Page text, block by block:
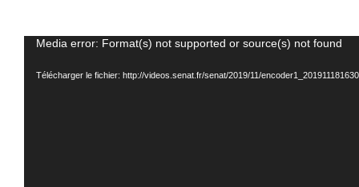
Lecteur
Media error: Format(s) not supported or source(s) not found
Télécharger le fichier: http://videos.senat.fr/senat/2019/11/